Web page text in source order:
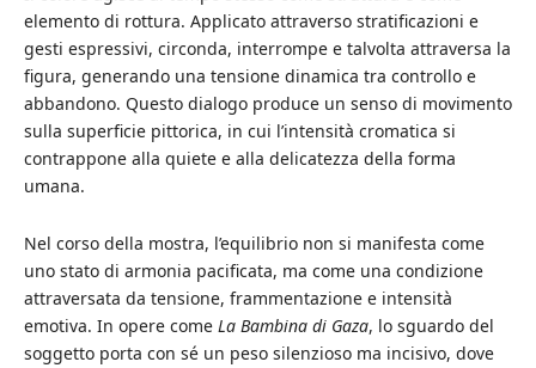
elemento di rottura. Applicato attraverso stratificazioni e
gesti espressivi, circonda, interrompe e talvolta attraversa la
figura, generando una tensione dinamica tra controllo e
abbandono. Questo dialogo produce un senso di movimento
sulla superficie pittorica, in cui l’intensità cromatica si
contrappone alla quiete e alla delicatezza della forma
umana.
Nel corso della mostra, l’equilibrio non si manifesta come
uno stato di armonia pacificata, ma come una condizione
attraversata da tensione, frammentazione e intensità
emotiva. In opere come La Bambina di Gaza, lo sguardo del
soggetto porta con sé un peso silenzioso ma incisivo, dove